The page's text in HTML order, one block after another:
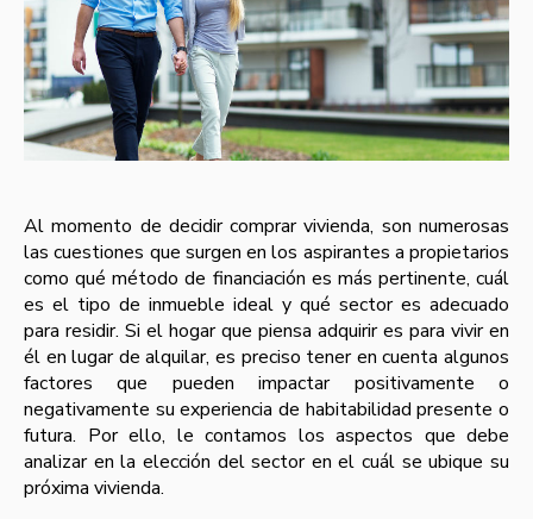
Al momento de decidir comprar vivienda, son numerosas
las cuestiones que surgen en los aspirantes a propietarios
como qué método de financiación es más pertinente, cuál
es el tipo de inmueble ideal y qué sector es adecuado
para residir. Si el hogar que piensa adquirir es para vivir en
él en lugar de alquilar, es preciso tener en cuenta algunos
factores que pueden impactar positivamente o
negativamente su experiencia de habitabilidad presente o
futura. Por ello, le contamos los aspectos que debe
analizar en la elección del sector en el cuál se ubique su
próxima vivienda.